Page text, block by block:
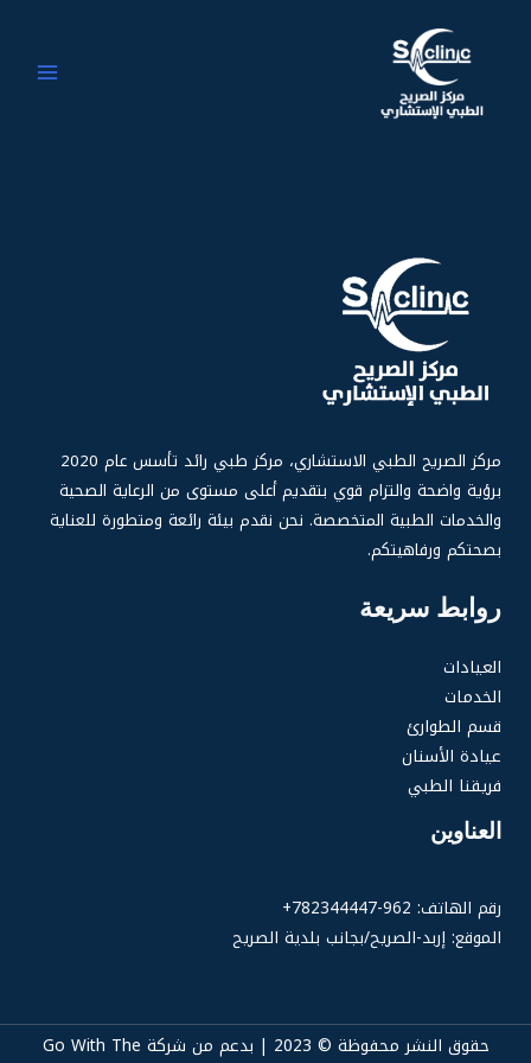
مركز الصر
يح الطبي الاستشاري، مركز طبي رائد تأسس عام 2020
برؤية واضحة والتزام قوي بتقديم أعلى مستوى من الرعاية الصحية
والخدمات الطبية المتخصصة. نحن نقدم بيئة رائعة ومتطورة للعناية
بصحتكم ورفاهيتكم.
روابط سريعة
العيادات
الخدمات
قسم الطوارئ
عيادة الأسنان
فريقنا الطبي
العناوين
رقم الهاتف: 962-782344447+
الموقع: إربد-الصريح/بجانب بلدية الصريح
حقوق النشر محفوظة © 2023 | بدعم من شركة Go With The